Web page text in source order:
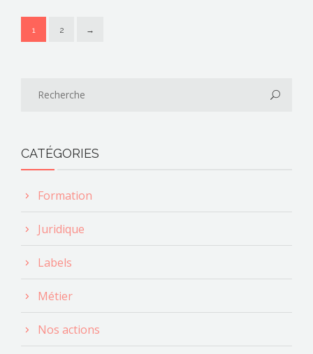
1 2 →
CATÉGORIES
Formation
Juridique
Labels
Métier
Nos actions